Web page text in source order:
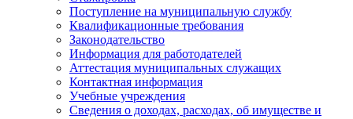
Поступление на муниципальную службу
Квалификационные требования
Законодательство
Информация для работодателей
Аттестация муниципальных служащих
Контактная информация
Учебные учреждения
Сведения о доходах, расходах, об имуществе и